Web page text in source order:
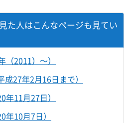
た人はこんなページも見てい
2011）～）
27年2月16日まで）
11月27日）
10月7日）